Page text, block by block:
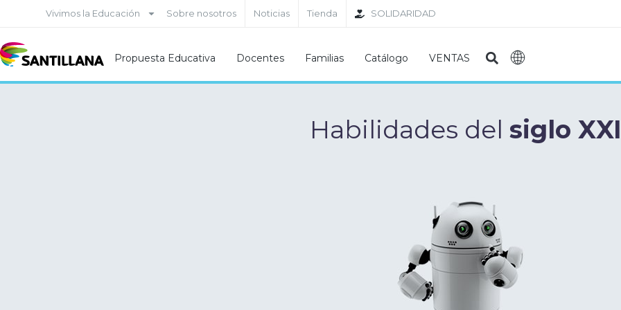
Vivimos la Educación Sobre nosotros Noticias Tienda SOLIDARIDAD
Propuesta Educativa Docentes Familias Catálogo VENTAS
Habilidades del siglo XXI